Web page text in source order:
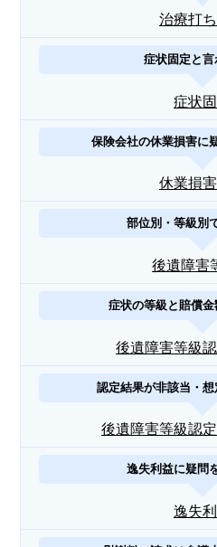
治療打
症状固定と言
症状
保険会社の休業損害に
休業損
部位別・等級別
後遺障害
症状の等級と賠償
後遺障害等級
認定結果が非該当・
後遺障害等級認
逸失利益に疑問
逸失